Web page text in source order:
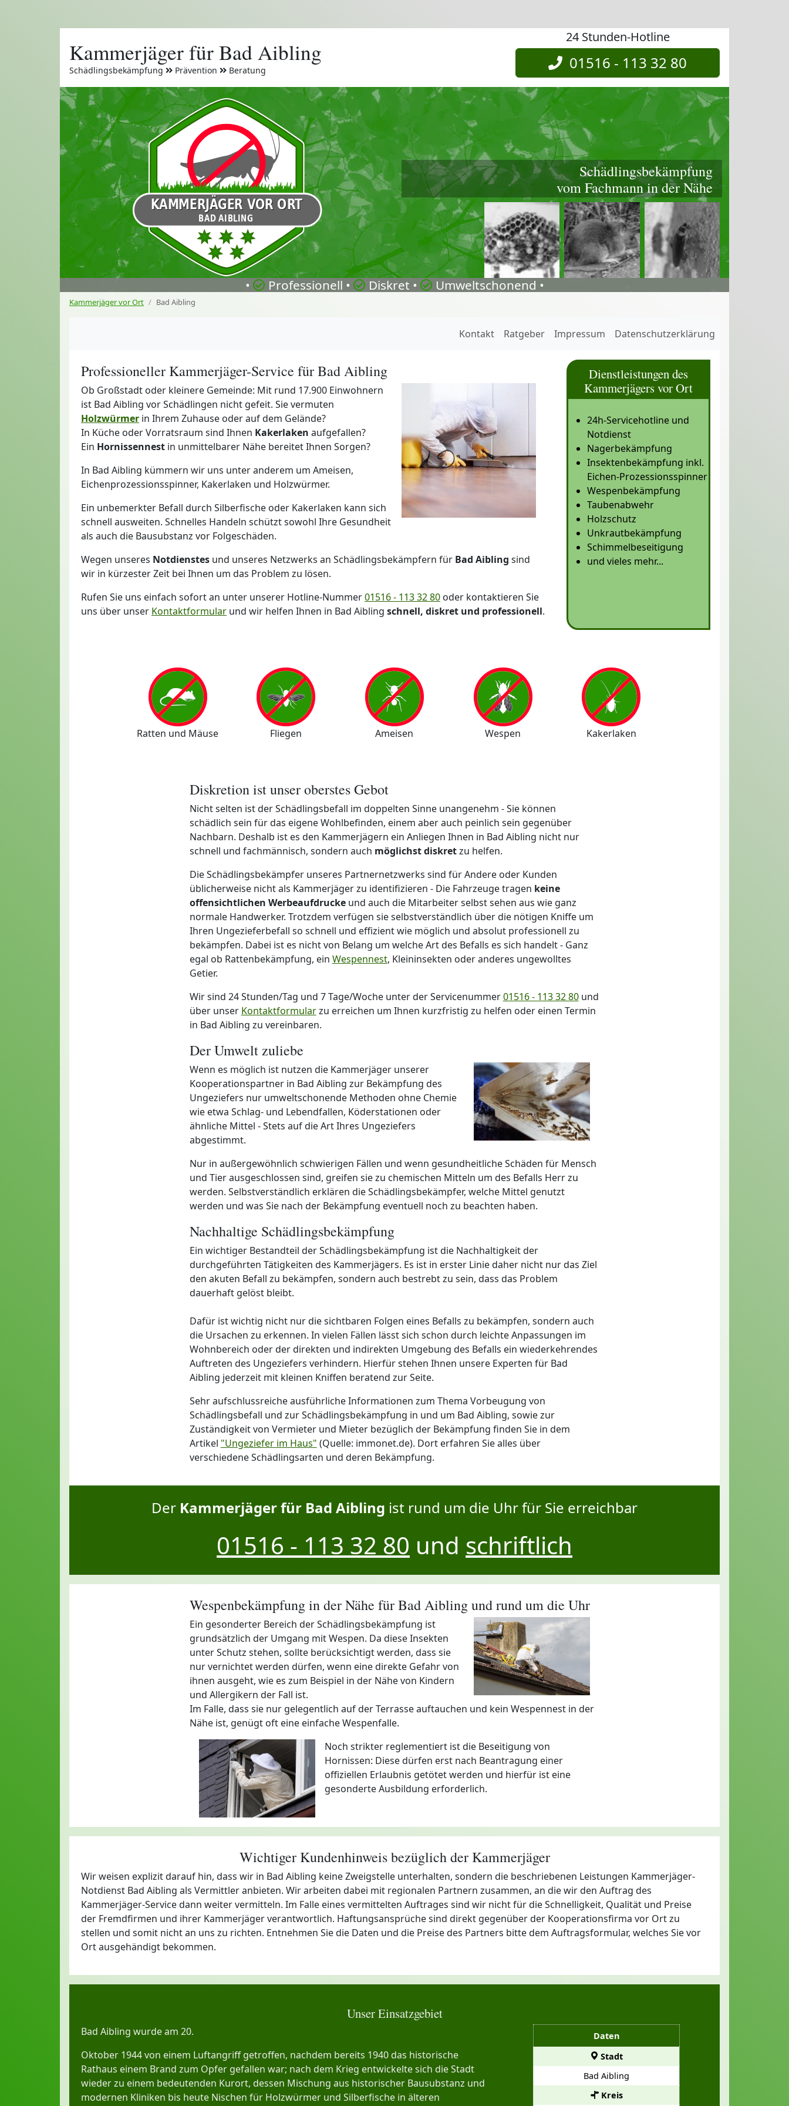
Kammerjäger für Bad Aibling
Schädlingsbekämpfung Prävention Beratung
24 Stunden-Hotline
01516 - 113 32 80
Schädlingsbekämpfung
vom Fachmann in der Nähe
• Professionell • Diskret • Umweltschonend •
Kammerjäger vor Ort Bad Aibling
Kontakt Ratgeber Impressum Datenschutzerklärung
Professioneller Kammerjäger-Service für Bad Aibling
Ob Großstadt oder kleinere Gemeinde: Mit rund 17.900 Einwohnern
ist Bad Aibling vor Schädlingen nicht gefeit. Sie vermuten
Holzwürmer in Ihrem Zuhause oder auf dem Gelände?
In Küche oder Vorratsraum sind Ihnen Kakerlaken aufgefallen?
Ein Hornissennest in unmittelbarer Nähe bereitet Ihnen Sorgen?
In Bad Aibling kümmern wir uns unter anderem um Ameisen,
Eichenprozessionsspinner, Kakerlaken und Holzwürmer.
Ein unbemerkter Befall durch Silberfische oder Kakerlaken kann sich
schnell ausweiten. Schnelles Handeln schützt sowohl Ihre Gesundheit
als auch die Bausubstanz vor Folgeschäden.
Wegen unseres Notdienstes und unseres Netzwerks an Schädlingsbekämpfern für Bad Aibling sind
wir in kürzester Zeit bei Ihnen um das Problem zu lösen.
Rufen Sie uns einfach sofort an unter unserer Hotline-Nummer01516 - 113 32 80 oder kontaktieren Sie
uns über unser Kontaktformular und wir helfen Ihnen in Bad Aibling schnell, diskret und professionell.
Dienstleistungen des
Kammerjägers vor Ort
24h-Servicehotline und
Notdienst
Nagerbekämpfung
Insektenbekämpfung inkl.
Eichen-Prozessionsspinner
Wespenbekämpfung
Taubenabwehr
Holzschutz
Unkrautbekämpfung
Schimmelbeseitigung
und vieles mehr...
Ratten und Mäuse Fliegen Ameisen Wespen Kakerlaken
Diskretion ist unser oberstes Gebot
Nicht selten ist der Schädlingsbefall im doppelten Sinne unangenehm - Sie können
schädlich sein für das eigene Wohlbefinden, einem aber auch peinlich sein gegenüber
Nachbarn. Deshalb ist es den Kammerjägern ein Anliegen Ihnen in Bad Aibling nicht nur
schnell und fachmännisch, sondern auch möglichst diskretzu helfen.
Die Schädlingsbekämpfer unseres Partnernetzwerks sind für Andere oder Kunden
üblicherweise nicht als Kammerjäger zu identifizieren - Die Fahrzeuge tragen keine
offensichtlichen Werbeaufdruckeund auch die Mitarbeiter selbst sehen aus wie ganz
normale Handwerker. Trotzdem verfügen sie selbstverständlich über die nötigen Kniffe um
Ihren Ungezieferbefall so schnell und effizient wie möglich und absolut professionell zu
bekämpfen. Dabei ist es nicht von Belang um welche Art des Befalls es sich handelt - Ganz
egal ob Rattenbekämpfung, ein Wespennest, Kleininsekten oder anderes ungewolltes
Getier.
Wir sind 24 Stunden/Tag und 7 Tage/Woche unter der Servicenummer01516 - 113 32 80und
über unser Kontaktformularzu erreichen um Ihnen kurzfristig zu helfen oder einen Termin
in Bad Aibling zu vereinbaren.
Der Umwelt zuliebe
Wenn es möglich ist nutzen die Kammerjäger unserer
Kooperationspartner in Bad Aibling zur Bekämpfung des
Ungeziefers nur umweltschonende Methoden ohne Chemie
wie etwa Schlag- und Lebendfallen, Köderstationen oder
ähnliche Mittel - Stets auf die Art Ihres Ungeziefers
abgestimmt.
Nur in außergewöhnlich schwierigen Fällen und wenn gesundheitliche Schäden für Mensch
und Tier ausgeschlossen sind, greifen sie zu chemischen Mitteln um des Befalls Herr zu
werden. Selbstverständlich erklären die Schädlingsbekämpfer, welche Mittel genutzt
werden und was Sie nach der Bekämpfung eventuell noch zu beachten haben.
Nachhaltige Schädlingsbekämpfung
Ein wichtiger Bestandteil der Schädlingsbekämpfung ist die Nachhaltigkeit der
durchgeführten Tätigkeiten des Kammerjägers. Es ist in erster Linie daher nicht nur das Ziel
den akuten Befall zu bekämpfen, sondern auch bestrebt zu sein, dass das Problem
dauerhaft gelöst bleibt.
Dafür ist wichtig nicht nur die sichtbaren Folgen eines Befalls zu bekämpfen, sondern auch
die Ursachen zu erkennen. In vielen Fällen lässt sich schon durch leichte Anpassungen im
Wohnbereich oder der direkten und indirekten Umgebung des Befalls ein wiederkehrendes
Auftreten des Ungeziefers verhindern. Hierfür stehen Ihnen unsere Experten für Bad
Aibling jederzeit mit kleinen Kniffen beratend zur Seite.
Sehr aufschlussreiche ausführliche Informationen zum Thema Vorbeugung von
Schädlingsbefall und zur Schädlingsbekämpfung in und um Bad Aibling, sowie zur
Zuständigkeit von Vermieter und Mieter bezüglich der Bekämpfung finden Sie in dem
Artikel "Ungeziefer im Haus" (Quelle: immonet.de). Dort erfahren Sie alles über
verschiedene Schädlingsarten und deren Bekämpfung.
Der Kammerjäger für Bad Aibling ist rund um die Uhr für Sie erreichbar
01516 - 113 32 80 und schriftlich
Wespenbekämpfung in der Nähe für Bad Aibling und rund um die Uhr
Ein gesonderter Bereich der Schädlingsbekämpfung ist
grundsätzlich der Umgang mit Wespen. Da diese Insekten
unter Schutz stehen, sollte berücksichtigt werden, dass sie
nur vernichtet werden dürfen, wenn eine direkte Gefahr von
ihnen ausgeht, wie es zum Beispiel in der Nähe von Kindern
und Allergikern der Fall ist.
Im Falle, dass sie nur gelegentlich auf der Terrasse auftauchen und kein Wespennest in der
Nähe ist, genügt oft eine einfache Wespenfalle.
Noch strikter reglementiert ist die Beseitigung von
Hornissen: Diese dürfen erst nach Beantragung einer
offiziellen Erlaubnis getötet werden und hierfür ist eine
gesonderte Ausbildung erforderlich.
Wichtiger Kundenhinweis bezüglich der Kammerjäger
Wir weisen explizit darauf hin, dass wir in Bad Aibling keine Zweigstelle unterhalten, sondern die beschriebenen Leistungen Kammerjäger-
Notdienst Bad Aibling als Vermittler anbieten. Wir arbeiten dabei mit regionalen Partnern zusammen, an die wir den Auftrag des
Kammerjäger-Service dann weiter vermitteln. Im Falle eines vermittelten Auftrages sind wir nicht für die Schnelligkeit, Qualität und Preise
der Fremdfirmen und ihrer Kammerjäger verantwortlich. Haftungsansprüche sind direkt gegenüber der Kooperationsfirma vor Ort zu
stellen und somit nicht an uns zu richten. Entnehmen Sie die Daten und die Preise des Partners bitte dem Auftragsformular, welches Sie vor
Ort ausgehändigt bekommen.
Unser Einsatzgebiet
Daten
Stadt
Bad Aibling
Kreis
Bad Aibling wurde am 20.
Oktober 1944 von einem Luftangriff getroffen, nachdem bereits 1940 das historische
Rathaus einem Brand zum Opfer gefallen war; nach dem Krieg entwickelte sich die Stadt
wieder zu einem bedeutenden Kurort, dessen Mischung aus historischer Bausubstanz und
modernen Kliniken bis heute Nischen für Holzwürmer und Silberfische in älteren